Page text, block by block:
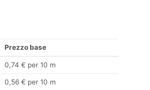
Prezzo base
0,74 € per 10 m
0,56 € per 10 m